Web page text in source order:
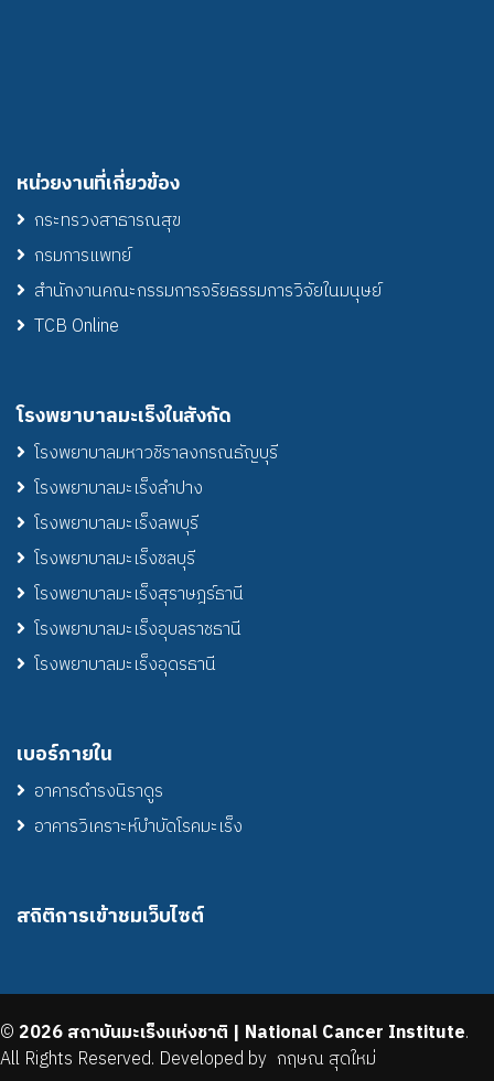
หน่วยงานที่เกี่ยวข้อง
กระทรวงสาธารณสุข
กรมการแพทย์
สำนักงานคณะกรรมการจริยธรรมการวิจัยในมนุษย์
TCB Online
โรงพยาบาลมะเร็งในสังกัด
โรงพยาบาลมหาวชิราลงกรณธัญบุรี
โรงพยาบาลมะเร็งลำปาง
โรงพยาบาลมะเร็งลพบุรี
โรงพยาบาลมะเร็งชลบุรี
โรงพยาบาลมะเร็งสุราษฎร์ธานี
โรงพยาบาลมะเร็งอุบลราชธานี
โรงพยาบาลมะเร็งอุดรธานี
เบอร์ภายใน
อาคารดำรงนิราดูร
อาคารวิเคราะห์บำบัดโรคมะเร็ง
สถิติการเข้าชมเว็บไซต์
© 2026 สถาบันมะเร็งแห่งชาติ | National Cancer Institute.
All Rights Reserved. Developed by กฤษณ สุดใหม่